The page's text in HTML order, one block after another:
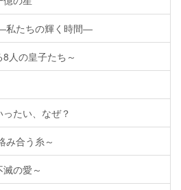
私たちの輝く時間―
人の皇子たち～
たい、なぜ？
み合う糸～
の愛～